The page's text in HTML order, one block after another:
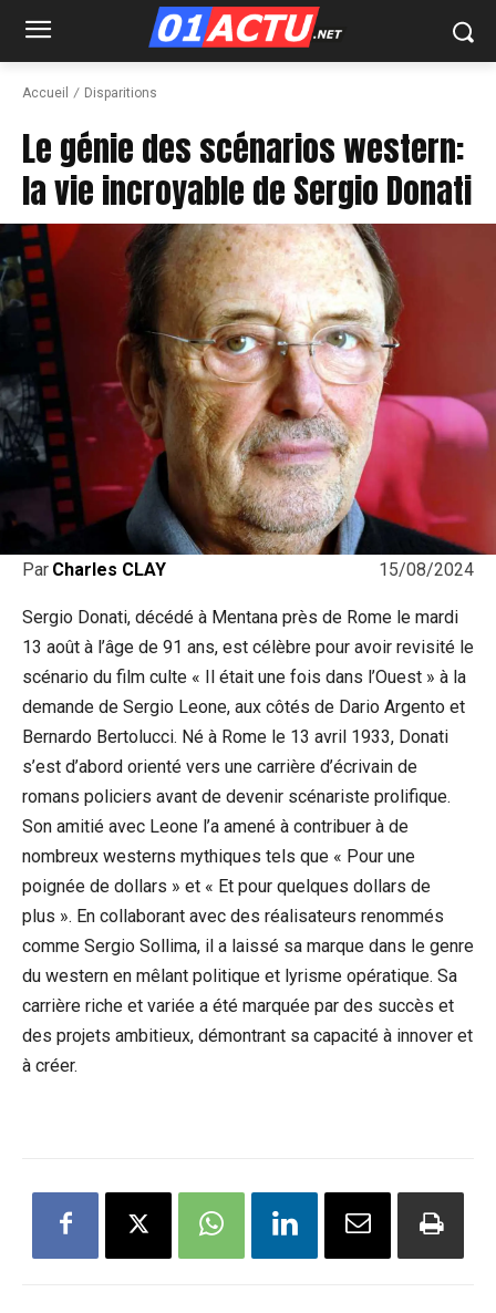
Accueil Disparitions
Le génie des scénarios western:
la vie incroyable de Sergio Donati
15/08/2024
Par Charles CLAY
Sergio Donati, décédé à Mentana près de Rome le mardi
13 août à l’âge de 91 ans, est célèbre pour avoir revisité le
scénario du film culte « Il était une fois dans l’Ouest » à la
demande de Sergio Leone, aux côtés de Dario Argento et
Bernardo Bertolucci. Né à Rome le 13 avril 1933, Donati
s’est d’abord orienté vers une carrière d’écrivain de
romans policiers avant de devenir scénariste prolifique.
Son amitié avec Leone l’a amené à contribuer à de
nombreux westerns mythiques tels que « Pour une
poignée de dollars » et « Et pour quelques dollars de
plus ». En collaborant avec des réalisateurs renommés
comme Sergio Sollima, il a laissé sa marque dans le genre
du western en mêlant politique et lyrisme opératique. Sa
carrière riche et variée a été marquée par des succès et
des projets ambitieux, démontrant sa capacité à innover et
à créer.